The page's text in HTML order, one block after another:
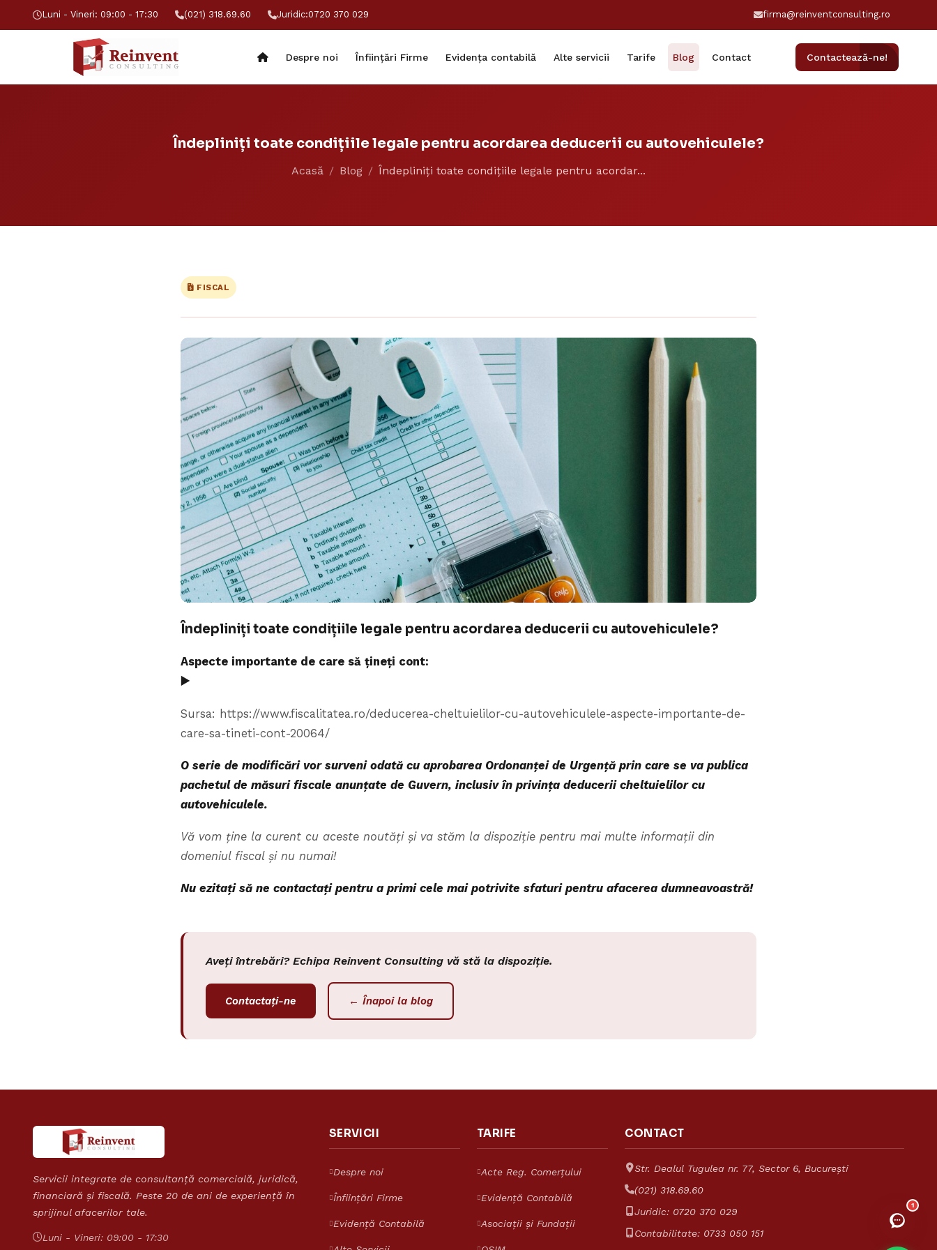
Luni - Vineri: 09:00 - 17:30 (021) 318.69.60 Juridic:0720 370 029 firma@reinventconsulting.ro
Despre noi Înființări Firme Evidența contabilă Alte servicii Tarife Blog Contact Contactează-ne!
Îndepliniți toate condițiile legale pentru acordarea deducerii cu autovehiculele?
Acasă Blog Îndepliniți toate condițiile legale pentru acordar...
FISCAL
Îndepliniți toate condițiile legale pentru acordarea deducerii cu autovehiculele?
Aspecte importante de care să țineți cont:
▶️
Sursa: https://www.fiscalitatea.ro/deducerea-cheltuielilor-cu-autovehiculele-aspecte-importante-de-
care-sa-tineti-cont-20064/
O serie de modificări vor surveni odată cu aprobarea Ordonanței de Urgență prin care se va publica
pachetul de măsuri fiscale anunțate de Guvern, inclusiv în privința deducerii cheltuielilor cu
autovehiculele.
Vă vom ține la curent cu aceste noutăți și va stăm la dispoziție pentru mai multe informații din
domeniul fiscal și nu numai!
Nu ezitați să ne contactați pentru a primi cele mai potrivite sfaturi pentru afacerea dumneavoastră!
Aveți întrebări? Echipa Reinvent Consulting vă stă la dispoziție.
Contactați-ne ← Înapoi la blog
Servicii integrate de consultanță comercială, juridică,
financiară și fiscală. Peste 20 de ani de experiență în
sprijinul afacerilor tale.
Luni - Vineri: 09:00 - 17:30
SERVICII
Despre noi
Înființări Firme
Evidență Contabilă
TARIFE
Acte Reg. Comerțului
Evidență Contabilă
Asociații și Fundații
CONTACT
Str. Dealul Tugulea nr. 77, Sector 6, București
(021) 318.69.60
Juridic: 0720 370 029
Contabilitate: 0733 050 151
1